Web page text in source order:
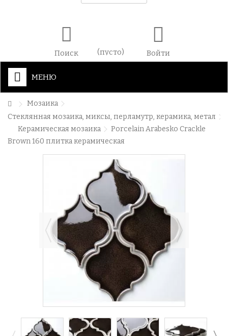
Поиск (пусто) Войти
МЕНЮ
Мозаика
Стеклянная мозаика, миксы, перламутр, керамика, метал
Керамическая мозаика
Porcelain Arabesko Crackle
Brown 160 плитка керамическая